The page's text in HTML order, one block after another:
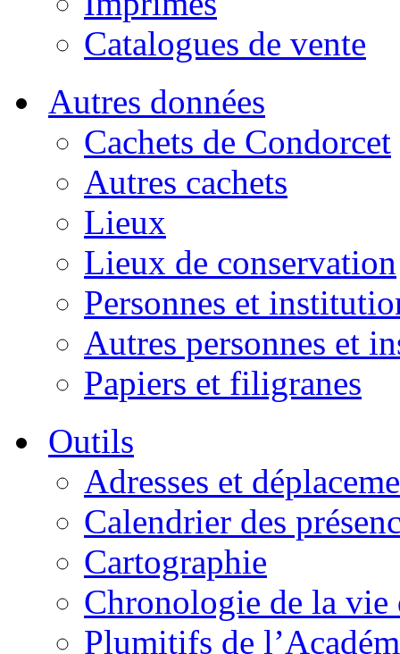
Catalogues de vente
Autres données
Cachets de Condorcet
Autres cachets
Lieux
Lieux de conservation
Personnes et
Autres personnes et
Papiers et filigranes
Outils
Adresses et
Calendrier des
Cartographie
Chronologie de la vie
Plumitifs de